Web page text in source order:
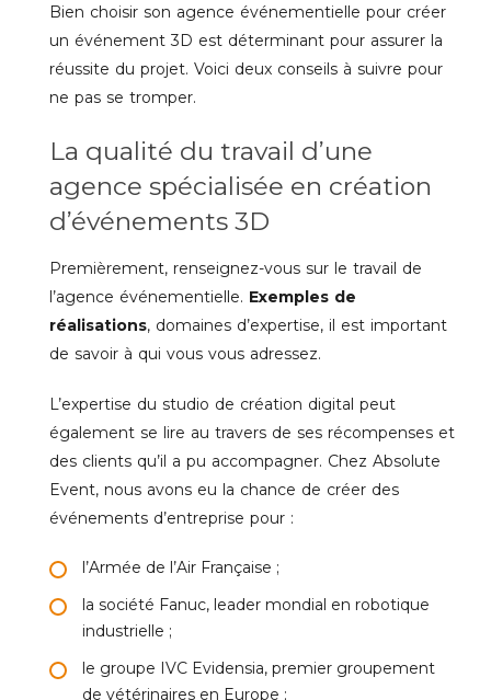
Bien choisir son agence événementielle pour créer
un événement 3D est déterminant pour assurer la
réussite du projet. Voici deux conseils à suivre pour
ne pas se tromper.
La qualité du travail d’une
agence spécialisée en création
d’événements 3D
Premièrement, renseignez-vous sur le travail de
l’agence événementielle. Exemples de
réalisations, domaines d’expertise, il est important
de savoir à qui vous vous adressez.
L’expertise du studio de création digital peut
également se lire au travers de ses récompenses et
des clients qu’il a pu accompagner. Chez Absolute
Event, nous avons eu la chance de créer des
événements d’entreprise pour :
l’Armée de l’Air Française ;
la société Fanuc, leader mondial en robotique
industrielle ;
le groupe IVC Evidensia, premier groupement
de vétérinaires en Europe ;